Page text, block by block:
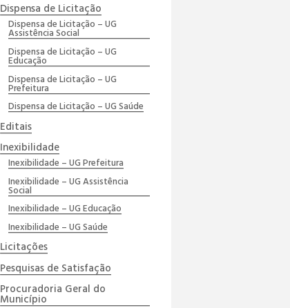
Dispensa de Licitação
Dispensa de Licitação – UG
Assistência Social
Dispensa de Licitação – UG
Educação
Dispensa de Licitação – UG
Prefeitura
Dispensa de Licitação – UG Saúde
Editais
Inexibilidade
Inexibilidade – UG Prefeitura
Inexibilidade – UG Assistência
Social
Inexibilidade – UG Educação
Inexibilidade – UG Saúde
Licitações
Pesquisas de Satisfação
Procuradoria Geral do
Município